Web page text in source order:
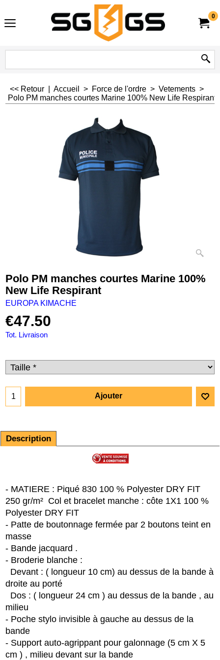
0
<< Retour Accueil > Force de l'ordre > Vetements >
Polo PM manches courtes Marine 100% New Life Respirant
Polo PM manches courtes Marine 100%
New Life Respirant
EUROPA KIMACHE
€47.50
Tot. Livraison
Ajouter
Description
- MATIERE : Piqué 830 100 % Polyester DRY FIT
250 gr/m² Col et bracelet manche : côte 1X1 100 %
Polyester DRY FIT
- Patte de boutonnage fermée par 2 boutons teint en
masse
- Bande jacquard .
- Broderie blanche :
Devant : ( longueur 10 cm) au dessus de la bande à
droite au porté
Dos : ( longueur 24 cm ) au dessus de la bande , au
milieu
- Poche stylo invisible à gauche au dessus de la
bande
- Support auto-agrippant pour galonnage (5 cm X 5
cm ) , milieu devant sur la bande